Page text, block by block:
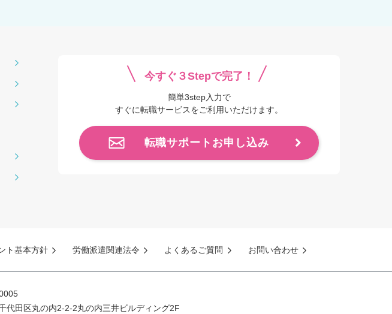
今すぐ３Stepで完了！
簡単3step入力で
すぐに転職サービスをご利用いただけます。
転職サポートお申し込み
ト基本方針 労働派遣関連法令 よくあるご質問 お問い合わせ
代田区丸の内2-2-2丸の内三井ビルディング2F